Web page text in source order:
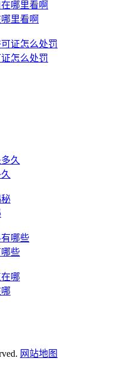
里看啊
怎么处罚
些
网站地图